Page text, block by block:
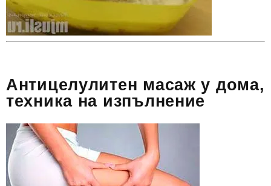
Антицелулитен масаж у дома,
техника на изпълнение